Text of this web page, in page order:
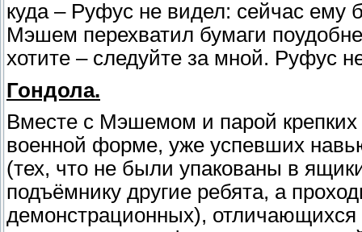
куда – Руфус не видел: сейчас ему
Мэшем перехватил бумаги
хотите – следуйте за мной. Руфус
Гондола.
Вместе с Мэшемом и парой
военной форме, уже успевших
(тех, что не были упакованы в
подъёмнику другие ребята, а
демонстрационных), отличающихся